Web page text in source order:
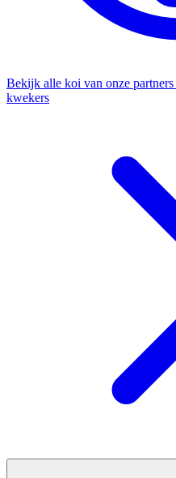
Bekijk alle koi van onze partners
kwekers